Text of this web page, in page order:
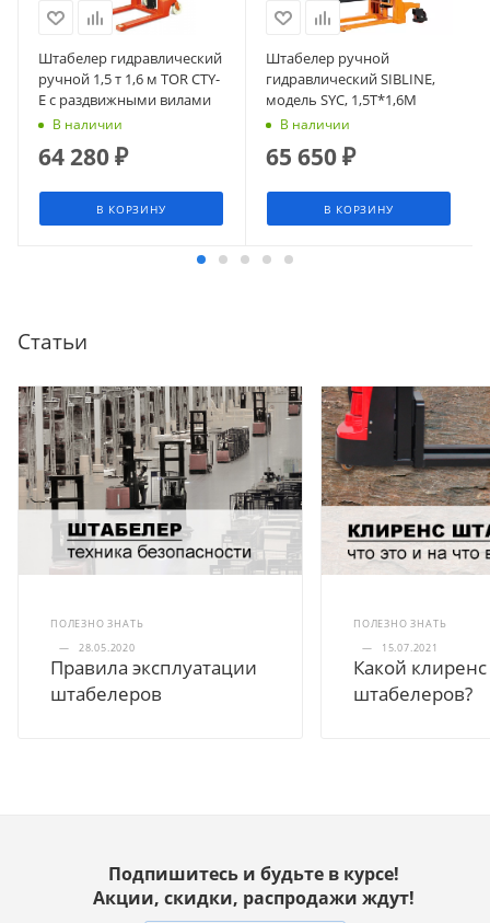
Штабелер гидравлический
ручной 1,5 т 1,6 м TOR CTY-
E с раздвижными вилами
В наличии
64 280₽
В КОРЗИНУ
Штабелер ручной
гидравлический SIBLINE,
модель SYC, 1,5Т*1,6М
В наличии
65 650₽
В КОРЗИНУ
Статьи
ПОЛЕЗНО ЗНАТЬ
—
28.05.2020
Правила эксплуатации
штабелеров
ПОЛЕЗНО ЗНАТЬ
—
15.07.2021
Какой клиренс
штабелеров?
Подпишитесь и будьте в курсе!
Акции, скидки, распродажи ждут!